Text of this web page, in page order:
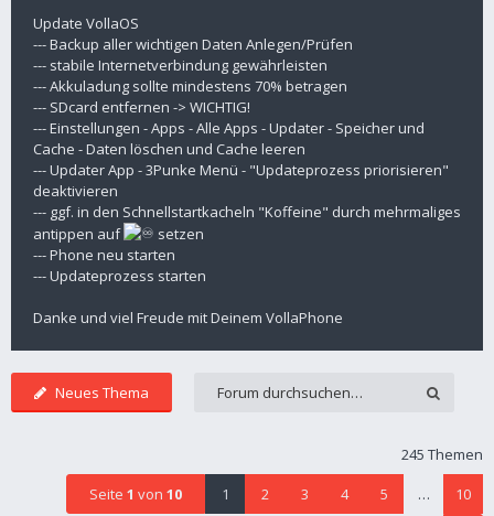
Update VollaOS
--- Backup aller wichtigen Daten Anlegen/Prüfen
--- stabile Internetverbindung gewährleisten
--- Akkuladung sollte mindestens 70% betragen
--- SDcard entfernen -> WICHTIG!
--- Einstellungen - Apps - Alle Apps - Updater - Speicher und
Cache - Daten löschen und Cache leeren
--- Updater App - 3Punke Menü - "Updateprozess priorisieren"
deaktivieren
--- ggf. in den Schnellstartkacheln "Koffeine" durch mehrmaliges
antippen auf
setzen
--- Phone neu starten
--- Updateprozess starten
Danke und viel Freude mit Deinem VollaPhone
Neues Thema
245 Themen
Seite 1 von 10 1 2 3 4 5 … 10